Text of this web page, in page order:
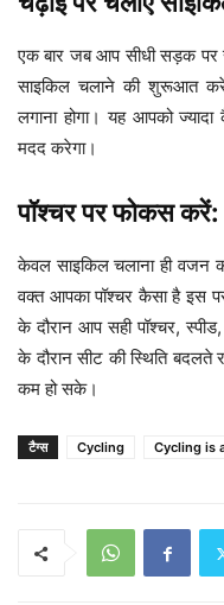
एक बार जब आप सीधी सड़क पर
साइकिल चलाने की शुरूआत
लगाना होगा। यह आपको
मदद करेगा।
पॉश्चर पर फोकस करें:
केवल साइकिल चलाना ही वजन
वक्त आपका पॉश्चर कैसा है इस
के दौरान आप सही पॉश्चर,
के दौरान सीट की स्थिति बदलते
कम हो सके।
टैग्स Cycling Cycling is